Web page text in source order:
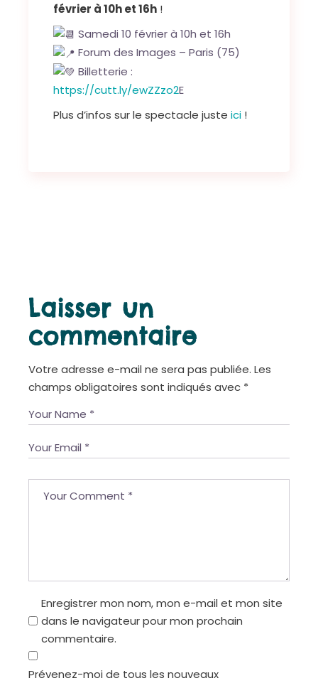
février à 10h et 16h !
Samedi 10 février à 10h et 16h
Forum des Images – Paris (75)
Billetterie :
https://cutt.ly/ewZZzo2E
Plus d’infos sur le spectacle justeici !
Laisser un
commentaire
Votre adresse e-mail ne sera pas publiée. Les
champs obligatoires sont indiqués avec *
Enregistrer mon nom, mon e-mail et mon site
dans le navigateur pour mon prochain
commentaire.
Prévenez-moi de tous les nouveaux